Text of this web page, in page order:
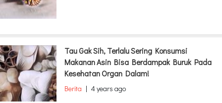
Tau Gak Sih, Terlalu Sering Konsumsi
Makanan Asin Bisa Berdampak Buruk Pada
Kesehatan Organ Dalam!
Berita | 4 years ago